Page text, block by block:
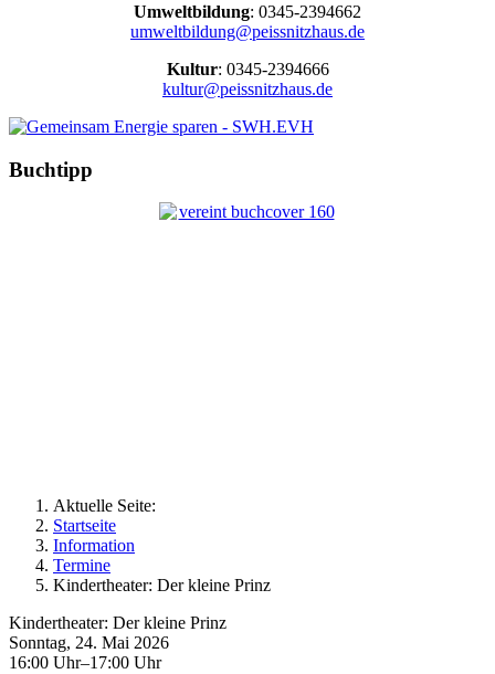
Umweltbildung: 0345-2394662
umweltbildung@peissnitzhaus.de
Kultur: 0345-2394666
kultur@peissnitzhaus.de
Buchtipp
Aktuelle Seite:
Startseite
Information
Termine
Kindertheater: Der kleine Prinz
Kindertheater: Der kleine Prinz
Sonntag, 24. Mai 2026
16:00 Uhr–17:00 Uhr